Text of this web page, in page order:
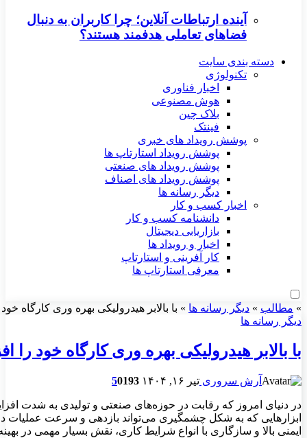
آینده ارتباطات آنلاین؛ چرا کاربران به دنبال
فضاهای تعاملی هدفمند هستند؟
دسته بندی سایت
تکنولوژی
اخبار فناوری
هوش مصنوعی
بلاک چین
فینتک
پوشش رویداد های خبری
پوشش رویداد استارتاپ ها
پوشش رویداد های صنعتی
پوشش رویداد های اصناف
دیگر رسانه ها
اخبار کسب و کار
دانشنامه کسب و کار
بازاریابی دیجیتال
اخبار و رویداد ها
کار آفرینی و استارتاپ
معرفی استارتاپ ها
» مطالب » دیگر رسانه ها » با بالابر هیدرولیکی بهره وری کارگاه
دیگر رسانه ها
با بالابر هیدرولیکی بهره وری کارگاه خود را
آرش سروری تیر ۱۶, ۱۴۰۴ 50193
در دنیای امروز که رقابت در حوزه‌های صنعتی و تولیدی به‌ شدت
ابزارهایی که به شکل چشمگیری می‌تواند بازدهی و سرعت عملیات
ایمنی بالا و سازگاری با انواع شرایط کاری، نقش بسیار مهمی در